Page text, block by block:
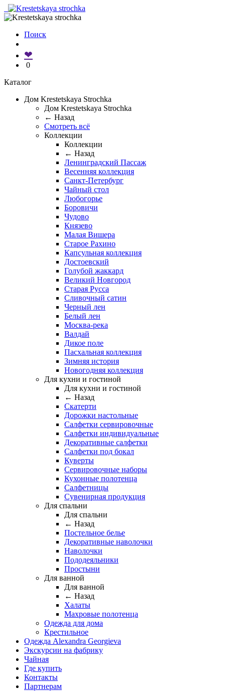
Поиск
❤
0
Каталог
Дом Krestetskaya Strochka
Дом Krestetskaya Strochka
← Назад
Смотреть всё
Коллекции
Коллекции
← Назад
Ленинградский Пассаж
Весенняя коллекция
Санкт-Петербург
Чайный стол
Любогорье
Боровичи
Чудово
Князево
Малая Вишера
Старое Рахино
Капсульная коллекция
Достоевский
Голубой жаккард
Великий Новгород
Старая Русса
Сливочный сатин
Черный лен
Белый лен
Москва-река
Валдай
Дикое поле
Пасхальная коллекция
Зимняя история
Новогодняя коллекция
Для кухни и гостиной
Для кухни и гостиной
← Назад
Скатерти
Дорожки настольные
Салфетки сервировочные
Салфетки индивидуальные
Декоративные салфетки
Салфетки под бокал
Куверты
Сервировочные наборы
Кухонные полотенца
Салфетницы
Сувенирная продукция
Для спальни
Для спальни
← Назад
Постельное белье
Декоративные наволочки
Наволочки
Пододеяльники
Простыни
Для ванной
Для ванной
← Назад
Халаты
Махровые полотенца
Одежда для дома
Крестильное
Одежда Alexandra Georgieva
Экскурсии на фабрику
Чайная
Где купить
Контакты
Партнерам